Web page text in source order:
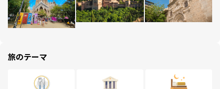
旅のテーマ